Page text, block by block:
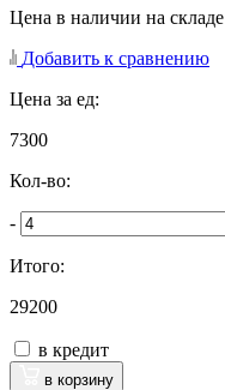
Цена в наличии на складе
Добавить к сравнению
Цена за ед:
7300
Кол-во:
-
Итого:
29200
в кредит
в корзину